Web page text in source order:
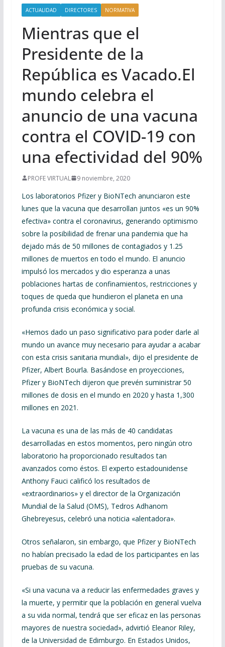
ACTUALIDAD DIRECTORES NORMATIVA
Mientras que el
Presidente de la
República es Vacado.El
mundo celebra el
anuncio de una vacuna
contra el COVID-19 con
una efectividad del 90%
PROFE VIRTUAL 9 noviembre, 2020
Los laboratorios Pfizer y BioNTech anunciaron este
lunes que la vacuna que desarrollan juntos «es un 90%
efectiva» contra el coronavirus, generando optimismo
sobre la posibilidad de frenar una pandemia que ha
dejado más de 50 millones de contagiados y 1.25
millones de muertos en todo el mundo. El anuncio
impulsó los mercados y dio esperanza a unas
poblaciones hartas de confinamientos, restricciones y
toques de queda que hundieron el planeta en una
profunda crisis económica y social.
«Hemos dado un paso significativo para poder darle al
mundo un avance muy necesario para ayudar a acabar
con esta crisis sanitaria mundial», dijo el presidente de
Pfizer, Albert Bourla. Basándose en proyecciones,
Pfizer y BioNTech dijeron que prevén suministrar 50
millones de dosis en el mundo en 2020 y hasta 1,300
millones en 2021.
La vacuna es una de las más de 40 candidatas
desarrolladas en estos momentos, pero ningún otro
laboratorio ha proporcionado resultados tan
avanzados como éstos. El experto estadounidense
Anthony Fauci calificó los resultados de
«extraordinarios» y el director de la Organización
Mundial de la Salud (OMS), Tedros Adhanom
Ghebreyesus, celebró una noticia «alentadora».
Otros señalaron, sin embargo, que Pfizer y BioNTech
no habían precisado la edad de los participantes en las
pruebas de su vacuna.
«Si una vacuna va a reducir las enfermedades graves y
la muerte, y permitir que la población en general vuelva
a su vida normal, tendrá que ser eficaz en las personas
mayores de nuestra sociedad», advirtió Eleanor Riley,
de la Universidad de Edimburgo. En Estados Unidos,